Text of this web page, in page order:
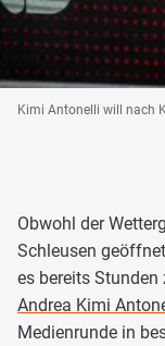
Kimi Antonelli will nach
Obwohl der
Schleusen
es bereits
Andrea Kimi
Medienrunde in